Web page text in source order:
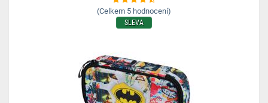
(Celkem 5 hodnocení)
SLEVA